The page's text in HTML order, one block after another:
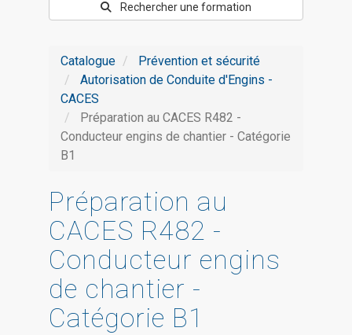
Rechercher une formation
Catalogue
Prévention et sécurité
Autorisation de Conduite d'Engins -
CACES
Préparation au CACES R482 -
Conducteur engins de chantier - Catégorie
B1
Préparation au
CACES R482 -
Conducteur engins
de chantier -
Catégorie B1